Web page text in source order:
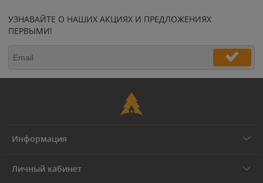
УЗНАВАЙТЕ О НАШИХ АКЦИЯХ И ПРЕДЛОЖЕНИЯХ
ПЕРВЫМИ!
Информация
Личный кабинет